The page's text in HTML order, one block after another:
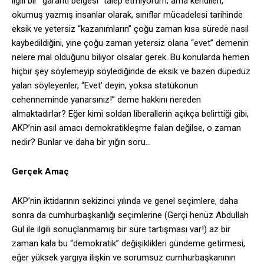
okumuş yazmış insanlar olarak, sınıflar mücadelesi tarihinde
eksik ve yetersiz “kazanımların” çoğu zaman kısa sürede nasıl
kaybedildiğini, yine çoğu zaman yetersiz olana “evet” demenin
nelere mal olduğunu biliyor olsalar gerek. Bu konularda hemen
hiçbir şey söylemeyip söylediğinde de eksik ve bazen düpedüz
yalan söyleyenler, “Evet’ deyin, yoksa statükonun
cehenneminde yanarsınız!” deme hakkını nereden
almaktadırlar? Eğer kimi soldan liberallerin açıkça belirttiği gibi,
AKP’nin asıl amacı demokratikleşme falan değilse, o zaman
nedir? Bunlar ve daha bir yığın soru…
Gerçek Amaç
AKP’nin iktidarının sekizinci yılında ve genel seçimlere, daha
sonra da cumhurbaşkanlığı seçimlerine (Gerçi henüz Abdullah
Gül ile ilgili sonuçlanmamış bir süre tartışması var!) az bir
zaman kala bu “demokratik” değişiklikleri gündeme getirmesi,
eğer yüksek yargıya ilişkin ve sorumsuz cumhurbaşkanının